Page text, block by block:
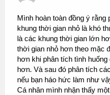
Mình hoàn toàn đồng ý rằng
khung thời gian nhỏ là khó
là các khung thời gian lớn
thời gian nhỏ hơn theo mặc
hơn khi phân tích tình
hơn. Và sau đó phân tích
nếu bạn háo hức làm như
Cá nhân mình nhận thấy